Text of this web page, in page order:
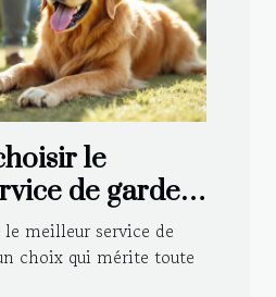
le
de garde
votre
?
meilleur service de
choix qui mérite toute